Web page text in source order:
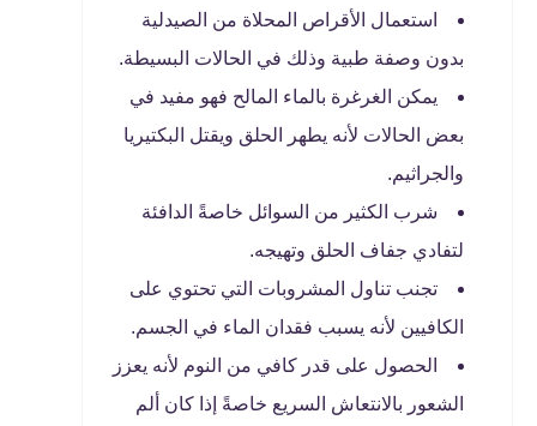
استعمال الأقراص المحلاة من الصيدلية
بدون وصفة طبية وذلك في الحالات البسيطة.
يمكن الغرغرة بالماء المالح فهو مفيد في
بعض الحالات لأنه يطهر الحلق ويقتل البكتيريا
والجراثيم.
شرب الكثير من السوائل خاصةً الدافئة
لتفادي جفاف الحلق وتهيجه.
تجنب تناول المشروبات التي تحتوي على
الكافيين لأنه يسبب فقدان الماء في الجسم.
الحصول على قدر كافي من النوم لأنه يعزز
الشعور بالانتعاش السريع خاصةً إذا كان ألم